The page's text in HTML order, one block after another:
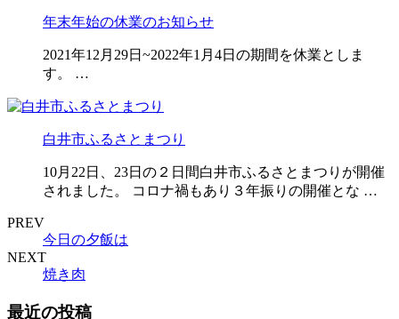
年末年始の休業のお知らせ
2021年12月29日~2022年1月4日の期間を休業としま
す。 …
白井市ふるさとまつり
10月22日、23日の２日間白井市ふるさとまつりが開催
されました。 コロナ禍もあり３年振りの開催とな …
PREV
今日の夕飯は
NEXT
焼き肉
最近の投稿